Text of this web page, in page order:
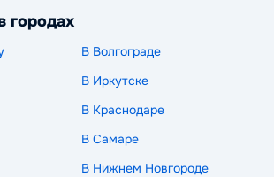
городах
В Волгограде
В Иркутске
В Краснодаре
В Самаре
В Нижнем Новгороде